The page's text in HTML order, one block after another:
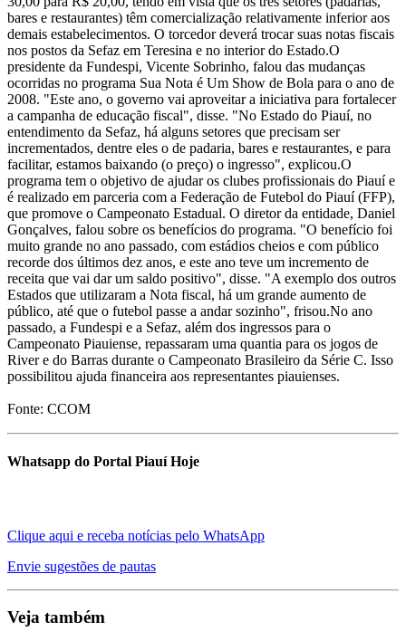
bares e restaurantes) têm comercialização relativamente inferior aos
demais estabelecimentos. O torcedor deverá trocar suas notas fiscais
nos postos da Sefaz em Teresina e no interior do Estado.O
presidente da Fundespi, Vicente Sobrinho, falou das mudanças
ocorridas no programa Sua Nota é Um Show de Bola para o ano de
2008. "Este ano, o governo vai aproveitar a iniciativa para fortalecer
a campanha de educação fiscal", disse. "No Estado do Piauí, no
entendimento da Sefaz, há alguns setores que precisam ser
incrementados, dentre eles o de padaria, bares e restaurantes, e para
facilitar, estamos baixando (o preço) o ingresso", explicou.O
programa tem o objetivo de ajudar os clubes profissionais do Piauí e
é realizado em parceria com a Federação de Futebol do Piauí (FFP),
que promove o Campeonato Estadual. O diretor da entidade, Daniel
Gonçalves, falou sobre os benefícios do programa. "O benefício foi
muito grande no ano passado, com estádios cheios e com público
recorde dos últimos dez anos, e este ano teve um incremento de
receita que vai dar um saldo positivo", disse. "A exemplo dos outros
Estados que utilizaram a Nota fiscal, há um grande aumento de
público, até que o futebol passe a andar sozinho", frisou.No ano
passado, a Fundespi e a Sefaz, além dos ingressos para o
Campeonato Piauiense, repassaram uma quantia para os jogos de
River e do Barras durante o Campeonato Brasileiro da Série C. Isso
possibilitou ajuda financeira aos representantes piauienses.
Fonte: CCOM
Whatsapp do Portal Piauí Hoje
Clique aqui e receba notícias pelo WhatsApp
Envie sugestões de pautas
Veja também